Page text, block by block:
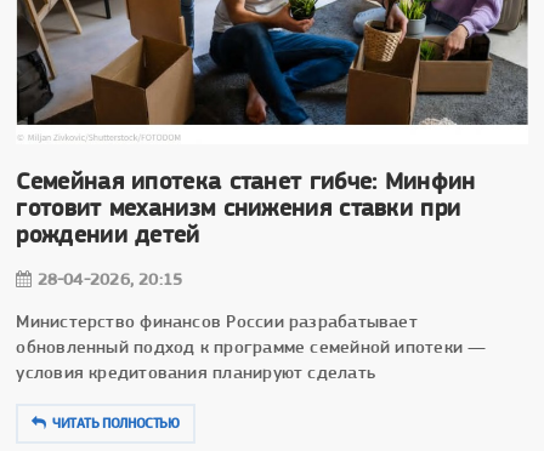
Семейная ипотека станет гибче: Минфин
готовит механизм снижения ставки при
рождении детей
28-04-2026, 20:15
Министерство финансов России разрабатывает
обновленный подход к программе семейной ипотеки —
условия кредитования планируют сделать
ЧИТАТЬ ПОЛНОСТЬЮ